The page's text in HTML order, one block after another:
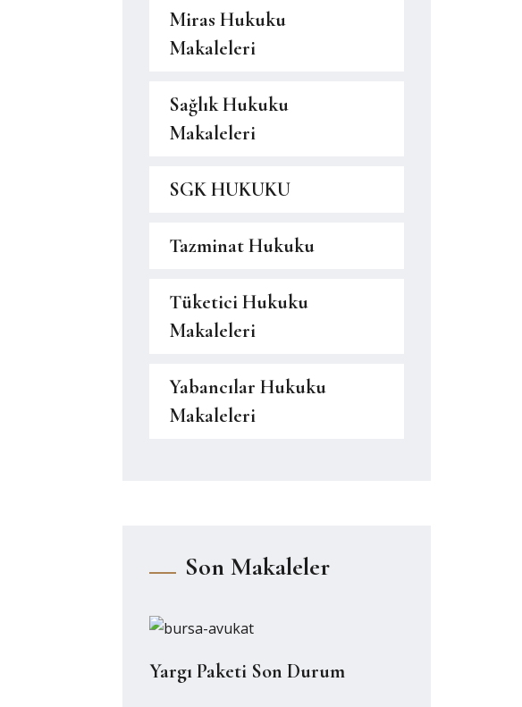
Miras Hukuku
Makaleleri
Sağlık Hukuku
Makaleleri
SGK HUKUKU
Tazminat Hukuku
Tüketici Hukuku
Makaleleri
Yabancılar Hukuku
Makaleleri
Son Makaleler
Yargı Paketi Son Durum